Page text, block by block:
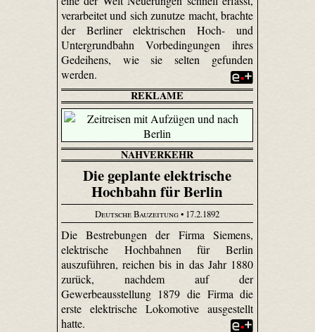
verarbeitet und sich zunutze macht, brachte
der Berliner elektrischen Hoch- und
Untergrundbahn Vorbedingungen ihres
Gedeihens, wie sie selten gefunden
werden.
REKLAME
NAHVERKEHR
Die geplante elektrische
Hochbahn für Berlin
Deutsche Bauzeitung• 17.2.1892
Die Bestrebungen der Firma Siemens,
elektrische Hochbahnen für Berlin
auszuführen, reichen bis in das Jahr 1880
zurück, nachdem auf der
Gewerbeausstellung 1879 die Firma die
erste elektrische Lokomotive ausgestellt
hatte.